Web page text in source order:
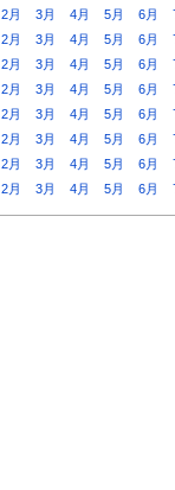
2月 3月 4月 5月 6月
2月 3月 4月 5月 6月
2月 3月 4月 5月 6月
2月 3月 4月 5月 6月
2月 3月 4月 5月 6月
2月 3月 4月 5月 6月
2月 3月 4月 5月 6月
2月 3月 4月 5月 6月